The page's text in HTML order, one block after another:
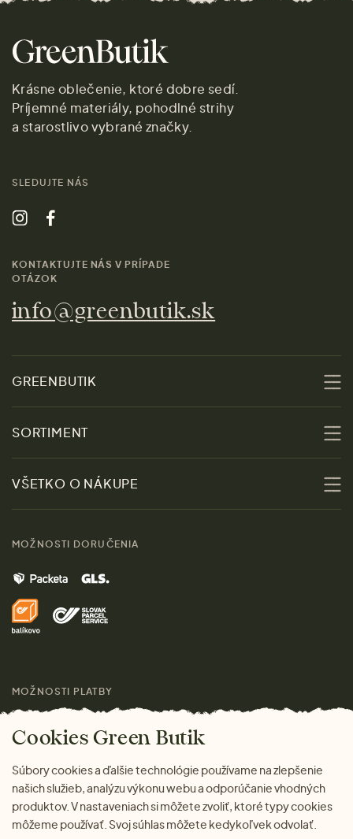
Krásne oblečenie, ktoré dobre sedí.
Príjemné materiály, pohodlné strihy
a starostlivo vybrané značky.
SLEDUJTE NÁS
KONTAKTUJTE NÁS V PRÍPADE
OTÁZOK
info@greenbutik.sk
GREENBUTIK
Udržateľnosť
Kontakt
Značky
Pre médiá
SORTIMENT
Zľavy
Ženy
Muži
Domov
Darčeky
VŠETKO O NÁKUPE
Doprava a platba
MOŽNOSTI DORUČENIA
MOŽNOSTI PLATBY
Cookies Green Butik
Súbory cookies a ďalšie technológie používame na zlepšenie
našich služieb, analýzu výkonu webu a odporúčanie vhodných
produktov. V nastaveniach si môžete zvoliť, ktoré typy cookies
môžeme používať. Svoj súhlas môžete kedykoľvek odvolať.